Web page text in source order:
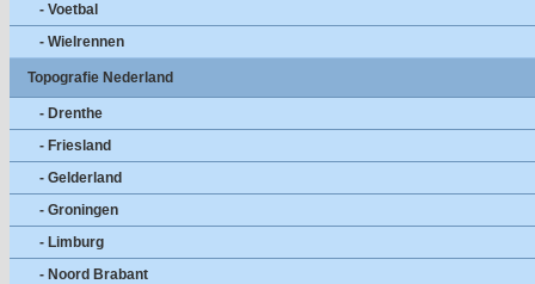
- Voetbal
- Wielrennen
Topografie Nederland
- Drenthe
- Friesland
- Gelderland
- Groningen
- Limburg
- Noord Brabant